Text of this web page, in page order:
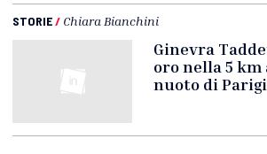
STORIE/ Chiara Bianchini
Ginevra
oro nella 5
nuoto di Parigi